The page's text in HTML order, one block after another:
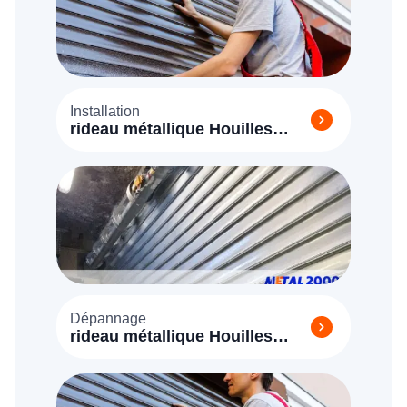
Installation
rideau métallique Houilles
Dépannage
rideau métallique Houilles